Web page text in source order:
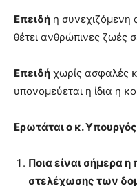
Επειδή η συνεχιζόμενη
θέτει ανθρώπινες ζωές
Επειδή χωρίς ασφαλές
υπονομεύεται η ίδια η
Ερωτάται ο κ.
Ποια είναι σήμερα η
στελέχωσης των